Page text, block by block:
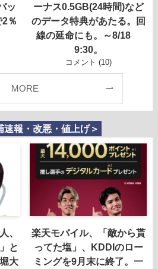
ッ
％
ーナス0.5GB(24時間)など
のデータ特典があたる。回
線の延命にも。～8/18
9:30。
コメント (10)
MORE
報・改悪・値上げ＞
、
と
大
楽天モバイル、「敵から貰
ってた塩」、KDDIのロー
ミングを9月末に終了。一